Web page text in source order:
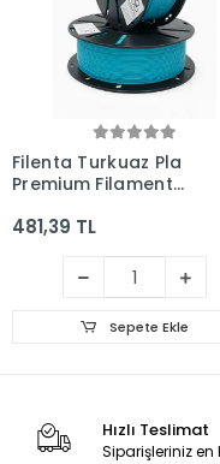
Filenta Turkuaz Pla
Premium Filament
481,39 TL
Sepete Ekle
Hızlı Teslimat
Siparişleriniz en